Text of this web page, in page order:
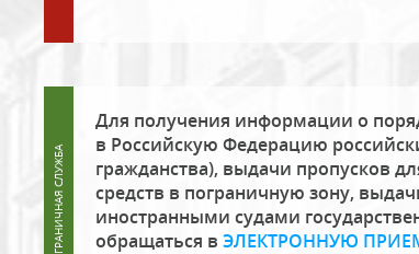
Для получения информации о
в Российскую Федерацию
гражданства), выдачи пропусков
средств в пограничную зону,
иностранными судами
обращаться в ЭЛЕКТРОННУЮ